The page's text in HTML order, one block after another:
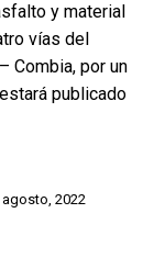
y material
vías del
Combia, por un
publicado
agosto, 2022